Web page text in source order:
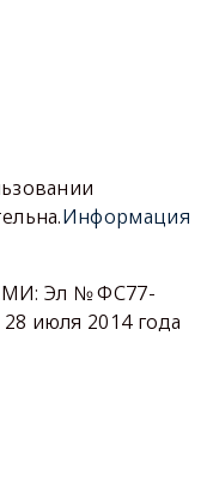
Информация
Эл № ФС77-
июля 2014 года